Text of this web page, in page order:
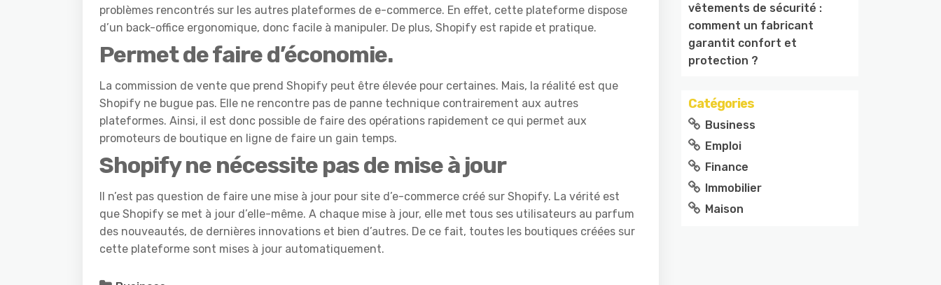
problèmes rencontrés sur les autres plateformes de e-commerce. En effet, cette plateforme dispose
d’un back-office ergonomique, donc facile à manipuler. De plus, Shopify est rapide et pratique.
Permet de faire d’économie.
La commission de vente que prend Shopify peut être élevée pour certaines. Mais, la réalité est que
Shopify ne bugue pas. Elle ne rencontre pas de panne technique contrairement aux autres
plateformes. Ainsi, il est donc possible de faire des opérations rapidement ce qui permet aux
promoteurs de boutique en ligne de faire un gain temps.
Shopify ne nécessite pas de mise à jour
Il n’est pas question de faire une mise à jour pour site d’e-commerce créé sur Shopify. La vérité est
que Shopify se met à jour d’elle-même. A chaque mise à jour, elle met tous ses utilisateurs au parfum
des nouveautés, de dernières innovations et bien d’autres. De ce fait, toutes les boutiques créées sur
cette plateforme sont mises à jour automatiquement.
vêtements de sécurité :
comment un fabricant
garantit confort et
protection ?
Catégories
Business
Emploi
Finance
Immobilier
Maison